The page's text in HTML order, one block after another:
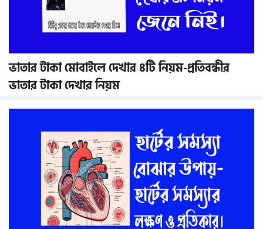
ভাতার টাকা মোবাইলে দেখার ৪টি নিয়ম-প্রতিবন্ধীর
ভাতার টাকা দেখার নিয়ম